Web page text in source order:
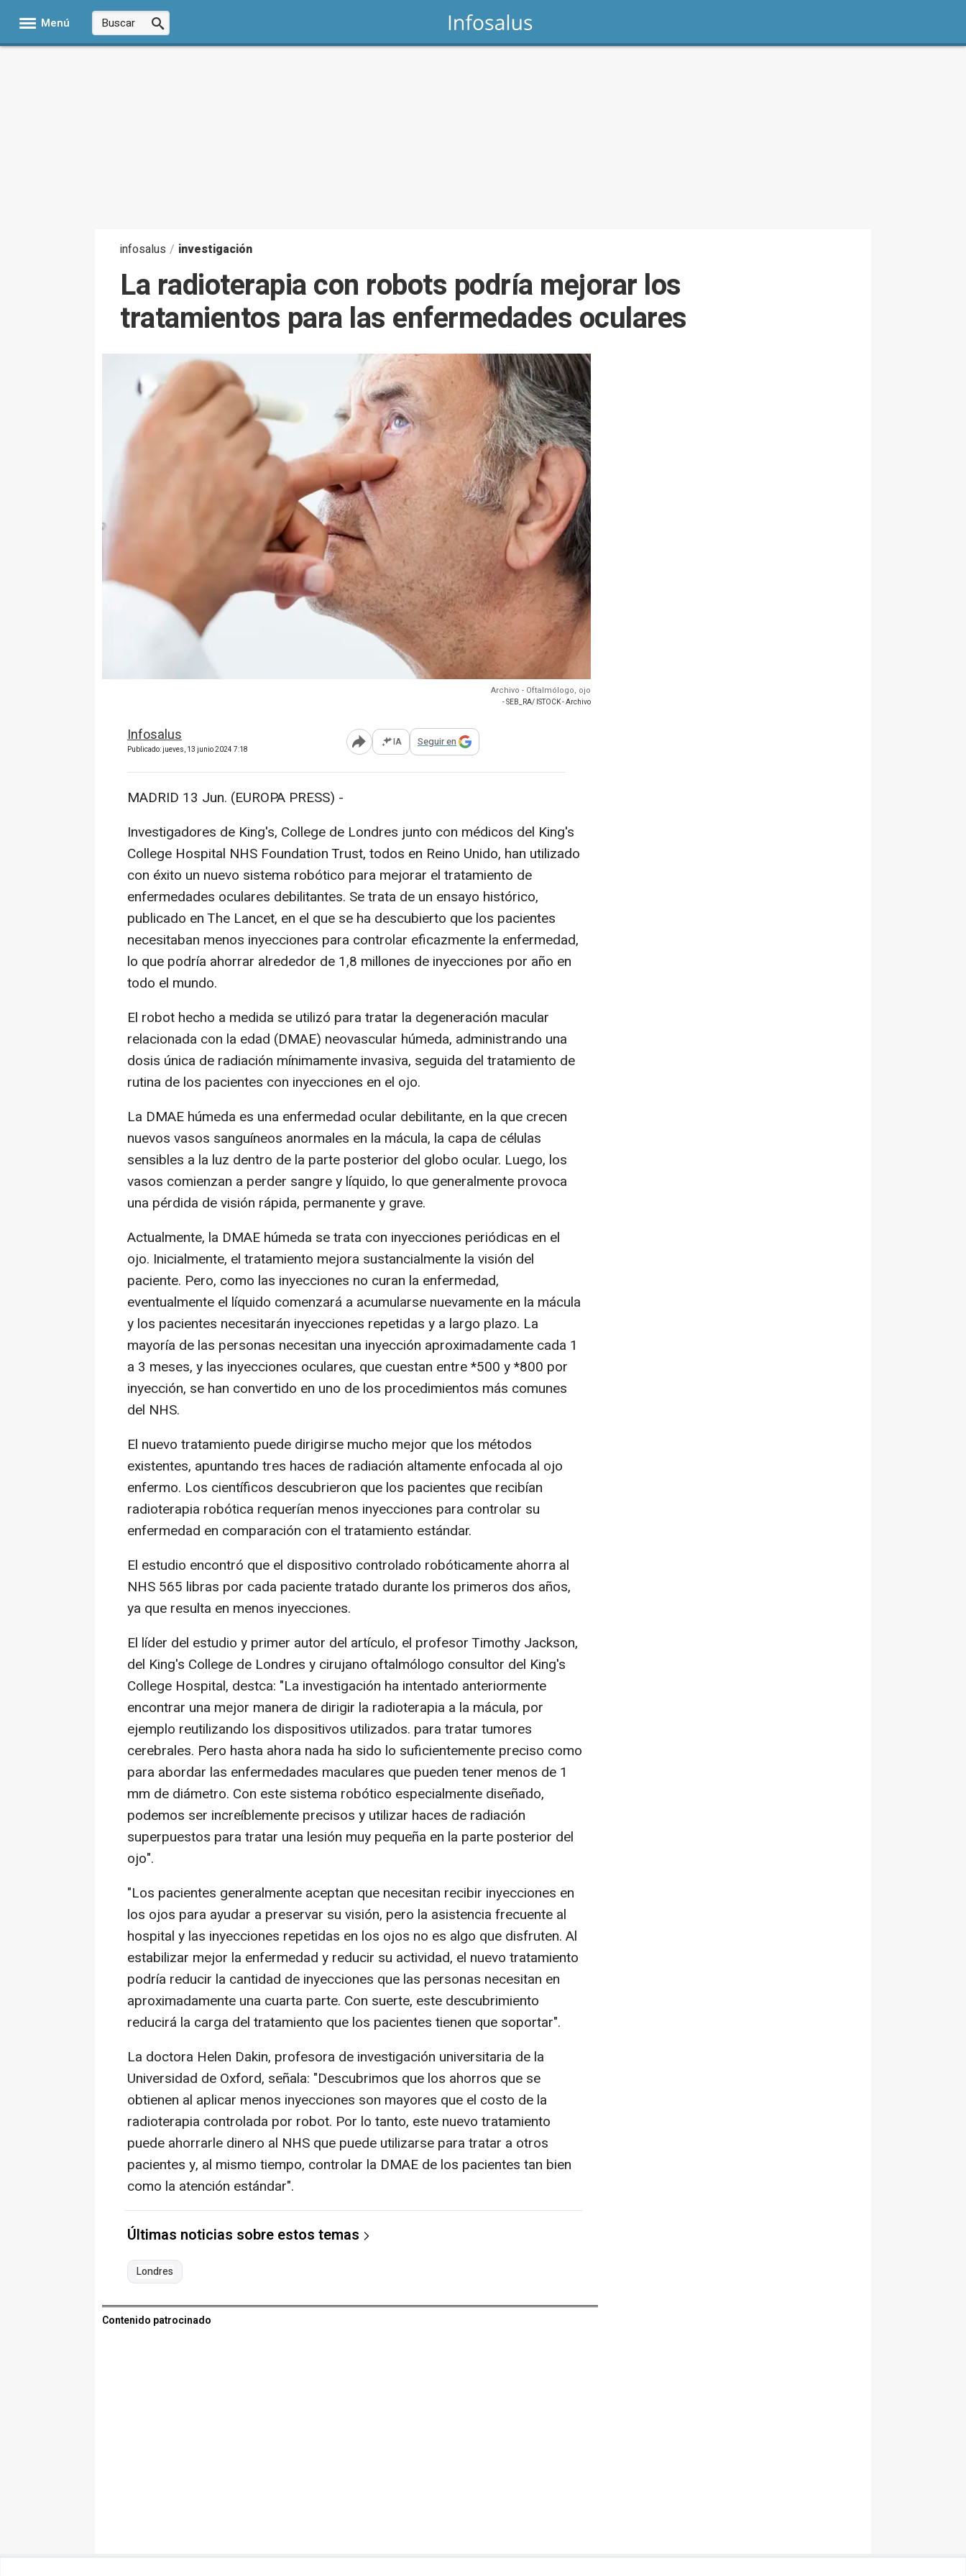
Menú
infosalus / investigación
La radioterapia con robots podría mejorar los
tratamientos para las enfermedades oculares
Archivo - Oftalmólogo, ojo
- SEB_RA/ ISTOCK - Archivo
Infosalus
Publicado: jueves, 13 junio 2024 7:18 Abrir opciones para compartir
IA Seguir en
MADRID 13 Jun. (EUROPA PRESS) -
Investigadores de King's, College de Londres junto con médicos del King's
College Hospital NHS Foundation Trust, todos en Reino Unido, han utilizado
con éxito un nuevo sistema robótico para mejorar el tratamiento de
enfermedades oculares debilitantes. Se trata de un ensayo histórico,
publicado en The Lancet, en el que se ha descubierto que los pacientes
necesitaban menos inyecciones para controlar eficazmente la enfermedad,
lo que podría ahorrar alrededor de 1,8 millones de inyecciones por año en
todo el mundo.
El robot hecho a medida se utilizó para tratar la degeneración macular
relacionada con la edad (DMAE) neovascular húmeda, administrando una
dosis única de radiación mínimamente invasiva, seguida del tratamiento de
rutina de los pacientes con inyecciones en el ojo.
La DMAE húmeda es una enfermedad ocular debilitante, en la que crecen
nuevos vasos sanguíneos anormales en la mácula, la capa de células
sensibles a la luz dentro de la parte posterior del globo ocular. Luego, los
vasos comienzan a perder sangre y líquido, lo que generalmente provoca
una pérdida de visión rápida, permanente y grave.
Actualmente, la DMAE húmeda se trata con inyecciones periódicas en el
ojo. Inicialmente, el tratamiento mejora sustancialmente la visión del
paciente. Pero, como las inyecciones no curan la enfermedad,
eventualmente el líquido comenzará a acumularse nuevamente en la mácula
y los pacientes necesitarán inyecciones repetidas y a largo plazo. La
mayoría de las personas necesitan una inyección aproximadamente cada 1
a 3 meses, y las inyecciones oculares, que cuestan entre *500 y *800 por
inyección, se han convertido en uno de los procedimientos más comunes
del NHS.
El nuevo tratamiento puede dirigirse mucho mejor que los métodos
existentes, apuntando tres haces de radiación altamente enfocada al ojo
enfermo. Los científicos descubrieron que los pacientes que recibían
radioterapia robótica requerían menos inyecciones para controlar su
enfermedad en comparación con el tratamiento estándar.
El estudio encontró que el dispositivo controlado robóticamente ahorra al
NHS 565 libras por cada paciente tratado durante los primeros dos años,
ya que resulta en menos inyecciones.
El líder del estudio y primer autor del artículo, el profesor Timothy Jackson,
del King's College de Londres y cirujano oftalmólogo consultor del King's
College Hospital, destca: "La investigación ha intentado anteriormente
encontrar una mejor manera de dirigir la radioterapia a la mácula, por
ejemplo reutilizando los dispositivos utilizados. para tratar tumores
cerebrales. Pero hasta ahora nada ha sido lo suficientemente preciso como
para abordar las enfermedades maculares que pueden tener menos de 1
mm de diámetro. Con este sistema robótico especialmente diseñado,
podemos ser increíblemente precisos y utilizar haces de radiación
superpuestos para tratar una lesión muy pequeña en la parte posterior del
ojo".
"Los pacientes generalmente aceptan que necesitan recibir inyecciones en
los ojos para ayudar a preservar su visión, pero la asistencia frecuente al
hospital y las inyecciones repetidas en los ojos no es algo que disfruten. Al
estabilizar mejor la enfermedad y reducir su actividad, el nuevo tratamiento
podría reducir la cantidad de inyecciones que las personas necesitan en
aproximadamente una cuarta parte. Con suerte, este descubrimiento
reducirá la carga del tratamiento que los pacientes tienen que soportar".
La doctora Helen Dakin, profesora de investigación universitaria de la
Universidad de Oxford, señala: "Descubrimos que los ahorros que se
obtienen al aplicar menos inyecciones son mayores que el costo de la
radioterapia controlada por robot. Por lo tanto, este nuevo tratamiento
puede ahorrarle dinero al NHS que puede utilizarse para tratar a otros
pacientes y, al mismo tiempo, controlar la DMAE de los pacientes tan bien
como la atención estándar".
Últimas noticias sobre estos temas
Londres
Contenido patrocinado